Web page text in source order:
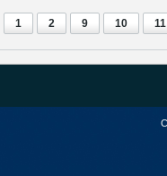
1 2 9 10 11